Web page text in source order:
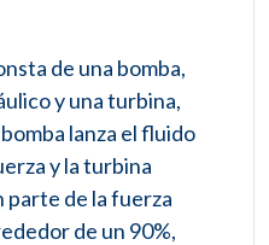
de una bomba,
y una turbina,
lanza el fluido
y la turbina
parte de la fuerza
de un 90%,